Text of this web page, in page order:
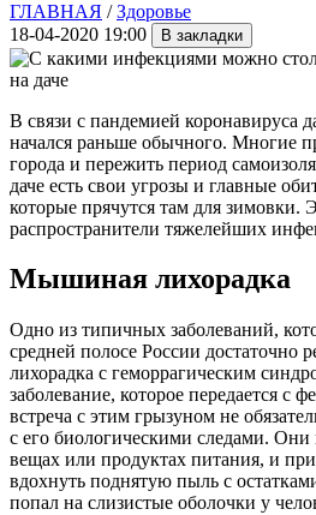
ГЛАВНАЯ /Здоровье
18-04-2020 19:00
В связи с пандемией коронавируса
начался раньше обычного. Многие
города и пережить период
даче есть свои угрозы и главные
которые прячутся там для зимовки.
распространители тяжелейших
Мышиная лихорадка
Одно из типичных заболеваний,
средней полосе России достаточно
лихорадка с геморрагическим
заболевание, которое передается с
встреча с этим грызуном не
с его биологическими следами. Они
вещах или продуктах питания, и
вдохнуть поднятую пыль с
попал на слизистые оболочки у